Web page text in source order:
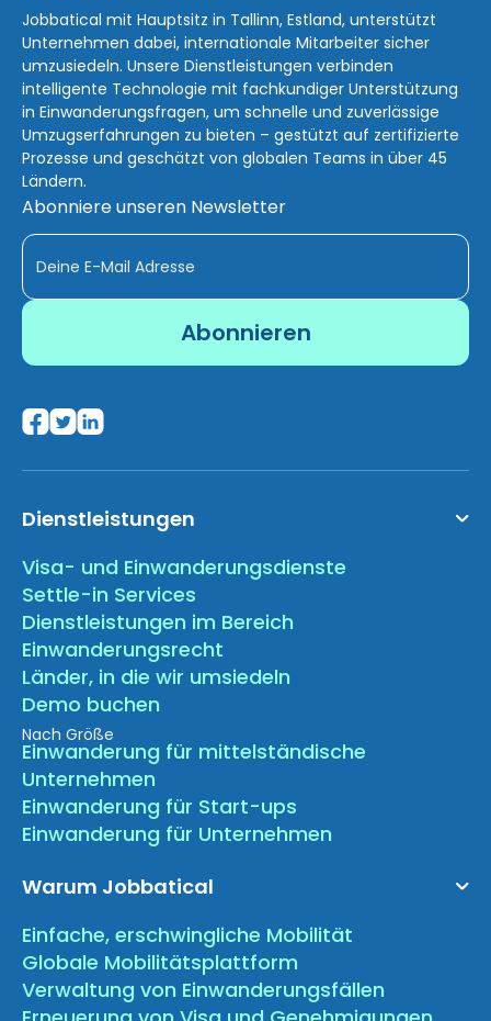
Jobbatical mit Hauptsitz in Tallinn, Estland, unterstützt
Unternehmen dabei, internationale Mitarbeiter sicher
umzusiedeln. Unsere Dienstleistungen verbinden
intelligente Technologie mit fachkundiger Unterstützung
in Einwanderungsfragen, um schnelle und zuverlässige
Umzugserfahrungen zu bieten – gestützt auf zertifizierte
Prozesse und geschätzt von globalen Teams in über 45
Ländern.
Abonniere unseren Newsletter
Dienstleistungen
Visa- und Einwanderungsdienste
Settle-in Services
Dienstleistungen im Bereich
Einwanderungsrecht
Länder, in die wir umsiedeln
Demo buchen
Nach Größe
Einwanderung für mittelständische
Unternehmen
Einwanderung für Start-ups
Einwanderung für Unternehmen
Warum Jobbatical
Einfache, erschwingliche Mobilität
Globale Mobilitätsplattform
Verwaltung von Einwanderungsfällen